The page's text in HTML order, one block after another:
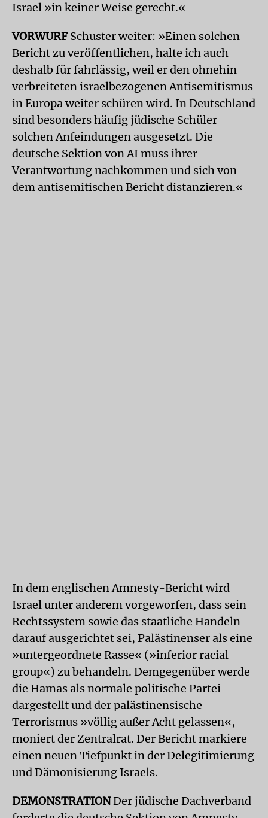
Israel »in keiner Weise gerecht.«
VORWURFSchuster weiter: »Einen solchen
Bericht zu veröffentlichen, halte ich auch
deshalb für fahrlässig, weil er den ohnehin
verbreiteten israelbezogenen Antisemitismus
in Europa weiter schüren wird. In Deutschland
sind besonders häufig jüdische Schüler
solchen Anfeindungen ausgesetzt. Die
deutsche Sektion von AI muss ihrer
Verantwortung nachkommen und sich von
dem antisemitischen Bericht distanzieren.«
In dem englischen Amnesty-Bericht wird
Israel unter anderem vorgeworfen, dass sein
Rechtssystem sowie das staatliche Handeln
darauf ausgerichtet sei, Palästinenser als eine
»untergeordnete Rasse« (»inferior racial
group«) zu behandeln. Demgegenüber werde
die Hamas als normale politische Partei
dargestellt und der palästinensische
Terrorismus »völlig außer Acht gelassen«,
moniert der Zentralrat. Der Bericht markiere
einen neuen Tiefpunkt in der Delegitimierung
und Dämonisierung Israels.
DEMONSTRATIONDer jüdische Dachverband